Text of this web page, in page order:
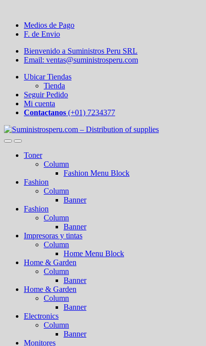
Medios de Pago
F. de Envio
Bienvenido a Suministros Peru SRL
Email: ventas@suministrosperu.com
Ubicar Tiendas
Tienda
Seguir Pedido
Mi cuenta
Contactanos (+01) 7234377
Toner
Column
Fashion Menu Block
Fashion
Column
Banner
Fashion
Column
Banner
Impresoras y tintas
Column
Home Menu Block
Home & Garden
Column
Banner
Home & Garden
Column
Banner
Electronics
Column
Banner
Monitores